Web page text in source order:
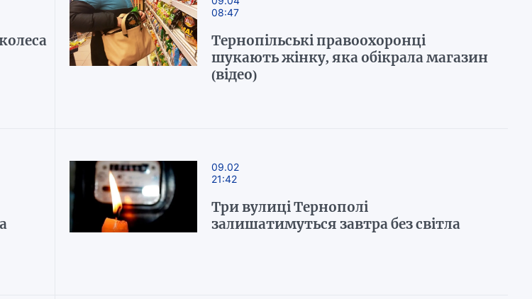
08:47
Тернопільські правоохоронці
шукають жінку, яка обікрала магазин
(відео)
09.02
21:42
Три вулиці Тернополі
залишатимуться завтра без світла